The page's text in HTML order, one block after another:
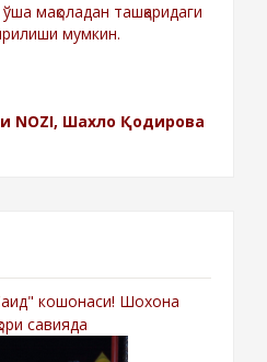
мақоладан ташқаридаги
мумкин.
NOZI, Шахло Қодирова
кошонаси! Шохона
савияда